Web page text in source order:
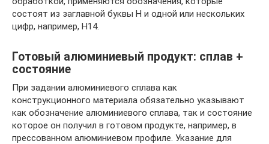
состоят из заглавной буквы Н и одной или нескольких
цифр, например, Н14.
Готовый алюминиевый продукт: сплав +
состояние
При задании алюминиевого сплава как
конструкционного материала обязательно указывают
как обозначение алюминиевого сплава, так и состояние
которое он получил в готовом продукте, например, в
прессованном алюминиевом профиле. Указание для